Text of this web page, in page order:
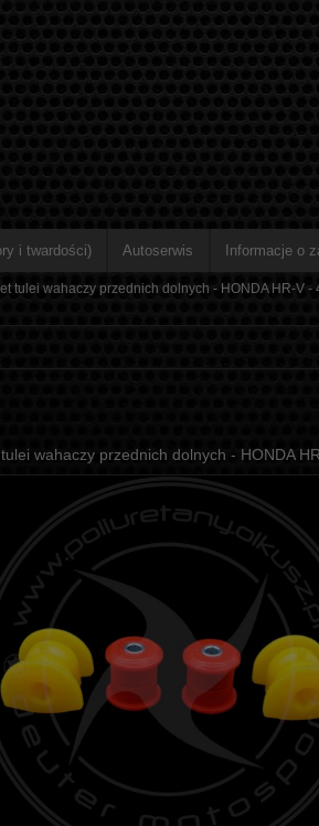
i twardości) Autoserwis Informacje o
tulei wahaczy przednich dolnych - HONDA HR-V -
wahaczy przednich dolnych - HONDA